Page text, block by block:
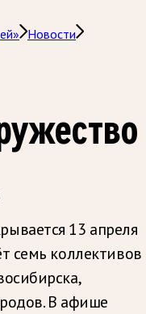
Новости
13 апреля
семь коллективов
В афише